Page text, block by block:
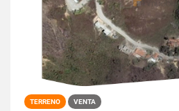
TERRENO VENTA